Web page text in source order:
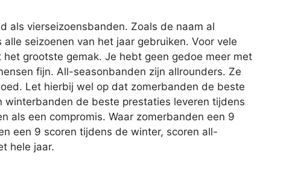
als vierseizoensbanden. Zoals de naam al
seizoenen van het jaar gebruiken. Voor vele
grootste gemak. Je hebt geen gedoe meer met
fijn. All-seasonbanden zijn allrounders. Ze
Let hierbij wel op dat zomerbanden de beste
de beste prestaties leveren tijdens
als een compromis. Waar zomerbanden een 9
een 9 scoren tijdens de winter, scoren all-
hele jaar.